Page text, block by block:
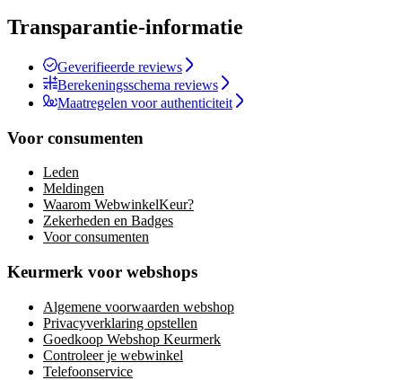
Transparantie-informatie
Geverifieerde reviews
Berekeningsschema reviews
Maatregelen voor authenticiteit
Voor consumenten
Leden
Meldingen
Waarom WebwinkelKeur?
Zekerheden en Badges
Voor consumenten
Keurmerk voor webshops
Algemene voorwaarden webshop
Privacyverklaring opstellen
Goedkoop Webshop Keurmerk
Controleer je webwinkel
Telefoonservice